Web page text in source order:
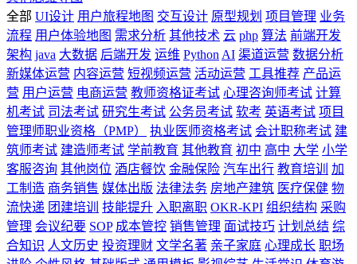
全部 UI设计 用户旅程地图 交互设计 原型规划 项目管理 业务
流程 用户体验地图 需求分析 其他技术 云 php 算法 前端开发
架构 java 大数据 后端开发 运维 Python AI 渠道运营 数据分析
新媒体运营 内容运营 短视频运营 活动运营 工具推荐 产品运
营 用户运营 电商运营 教师资格证考试 心理咨询师考试 计算
机考试 司法考试 研究生考试 公务员考试 软考 英语考试 项目
管理师职业资格（PMP）
执业医师资格考试 会计职称考试 建
筑师考试 建造师考试 学前教育 其他教育 初中 高中 大学 小学
客服咨询 其他岗位 酒店餐饮 金融保险 汽车出行 教育培训
加
工制造 商务销售 媒体出版 法律法务 房地产建筑 医疗保健 物
流快递 团建培训 技能提升 入职离职 OKR-KPI 组织结构 采购
管理 会议纪要 SOP 成本管控 销售管理 面试技巧 计划总结 综
合知识 人文历史 投资理财 文学名著 亲子家庭 心理成长 职场